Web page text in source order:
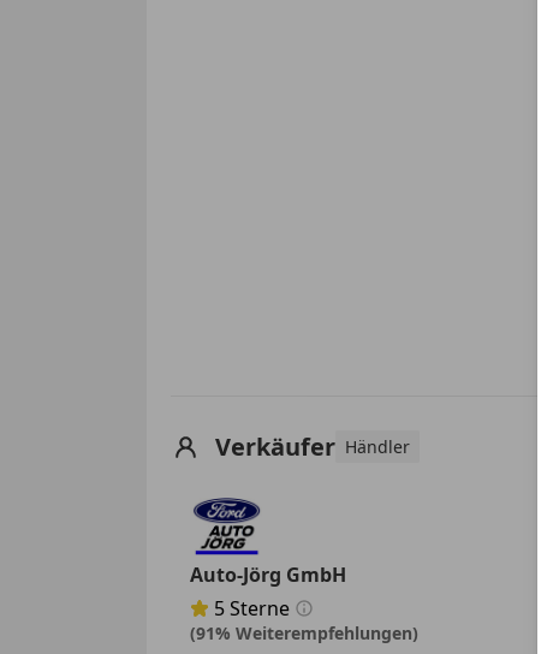
Verkäufer Händler
Auto-Jörg GmbH
Sternebewertung 5 von 5
5Sterne
(91% Weiterempfehlungen)